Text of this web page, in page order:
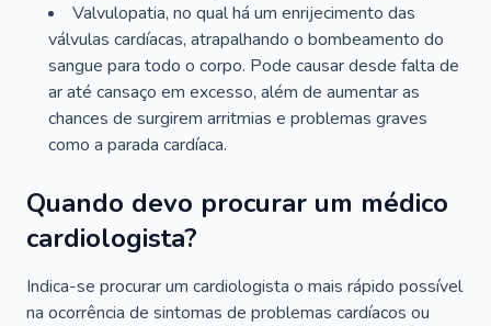
Valvulopatia, no qual há um enrijecimento das
válvulas cardíacas, atrapalhando o bombeamento do
sangue para todo o corpo. Pode causar desde falta de
ar até cansaço em excesso, além de aumentar as
chances de surgirem arritmias e problemas graves
como a parada cardíaca.
Quando devo procurar um médico
cardiologista?
Indica-se procurar um cardiologista o mais rápido possível
na ocorrência de sintomas de problemas cardíacos ou